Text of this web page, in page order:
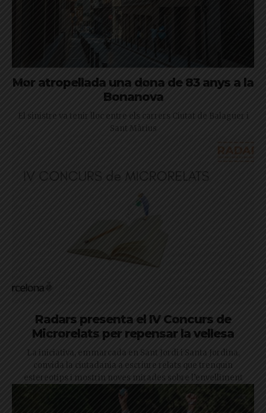
Mor atropellada una dona de 83 anys a la
Bonanova
El sinistre va tenir lloc entre els carrers Ciutat de Balaguer i
Sant Màrius
Radars presenta el IV Concurs de
Microrelats per repensar la vellesa
La iniciativa, emmarcada en Sant Jordi i Santa Jordina,
convida la ciutadania a escriure relats que trenquin
estereotips i mostrin noves mirades sobre l’envelliment